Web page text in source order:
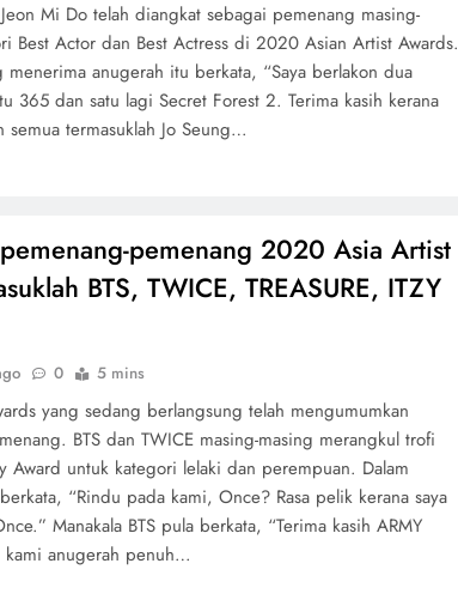
Mi Do telah diangkat sebagai pemenang masing-
Best Actor dan Best Actress di 2020 Asian Artist Awards.
menerima anugerah itu berkata, “Saya berlakon dua
365 dan satu lagi Secret Forest 2. Terima kasih kerana
semua termasuklah Jo Seung…
pemenang 2020 Asia Artist
BTS, TWICE, TREASURE, ITZY
0 5 mins
yang sedang berlangsung telah mengumumkan
BTS dan TWICE masing-masing merangkul trofi
Award untuk kategori lelaki dan perempuan. Dalam
“Rindu pada kami, Once? Rasa pelik kerana saya
Manakala BTS pula berkata, “Terima kasih ARMY
kami anugerah penuh…